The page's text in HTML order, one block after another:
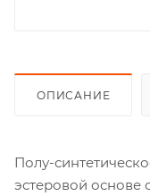
ОПИСАНИЕ
Полу-
эстеровой